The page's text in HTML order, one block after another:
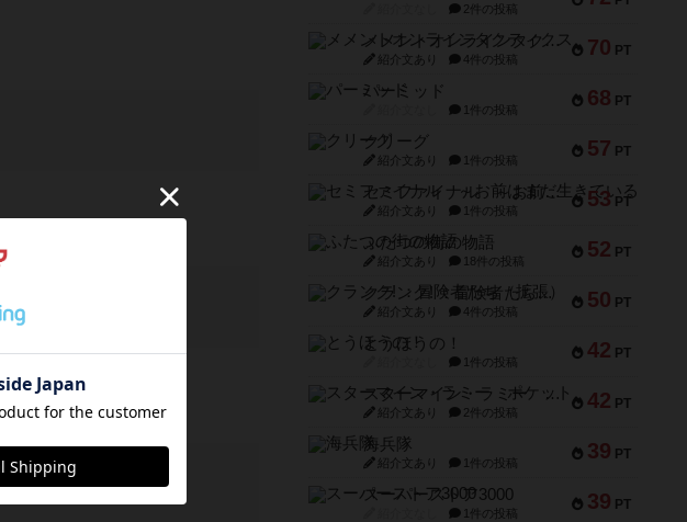
2件の投稿
70 PT
メメントオンラインタクティクス
紹介文あり 4件の投稿
68 PT
パーミッド
1件の投稿
57 PT
クリーグ
紹介文あり 1件の投稿
53 PT
セミファイナル ～お前はまだ生きている～
紹介文あり 1件の投稿
52 PT
ふたつの街の物語
紹介文あり 18件の投稿
50 PT
クランク! ：冒険者たち（拡張）
紹介文あり 4件の投稿
42 PT
とうほうの！
1件の投稿
42 PT
スターマイン・ラミー ポケット
紹介文あり 2件の投稿
39 PT
海兵隊
紹介文あり 1件の投稿
39 PT
スーパーストア3000
1件の投稿